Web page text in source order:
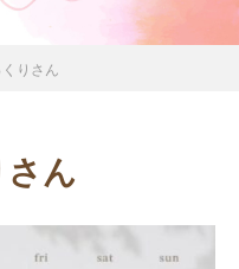
りさん
ん